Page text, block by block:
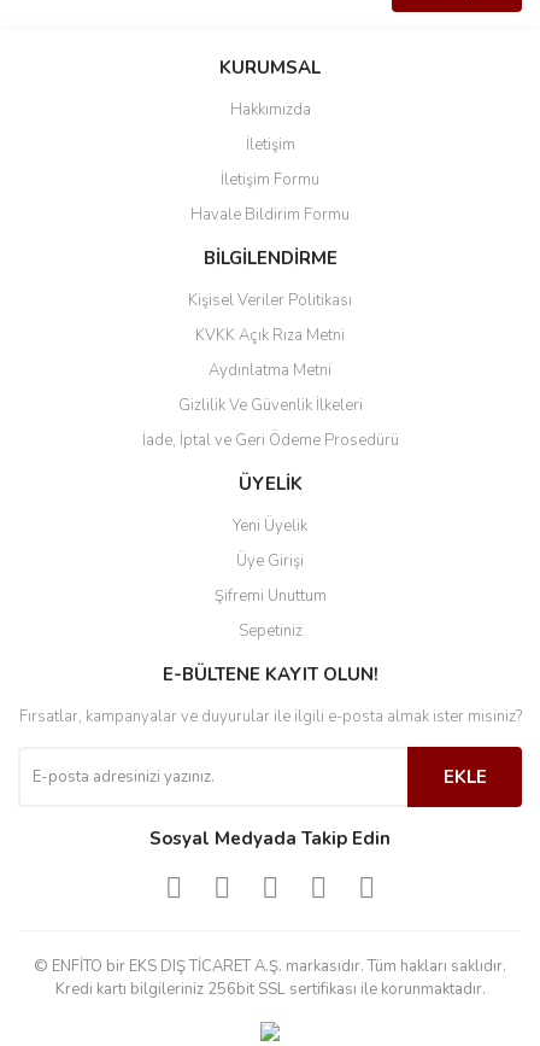
KURUMSAL
Hakkımızda
İletişim
İletişim Formu
Havale Bildirim Formu
BİLGİLENDİRME
Kişisel Veriler Politikası
KVKK Açık Rıza Metni
Aydınlatma Metni
Gizlilik Ve Güvenlik İlkeleri
İade, İptal ve Geri Ödeme Prosedürü
ÜYELİK
Yeni Üyelik
Üye Girişi
Şifremi Unuttum
Sepetiniz
E-BÜLTENE KAYIT OLUN!
Fırsatlar, kampanyalar ve duyurular ile ilgili e-posta almak ister misiniz?
EKLE
Sosyal Medyada Takip Edin
© ENFİTO bir EKS DIŞ TİCARET A.Ş. markasıdır. Tüm hakları saklıdır.
Kredi kartı bilgileriniz 256bit SSL sertifikası ile korunmaktadır.